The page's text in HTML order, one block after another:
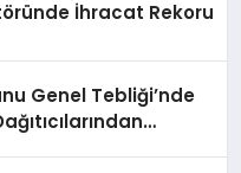
İhracat Rekoru
Genel Tebliği’nde